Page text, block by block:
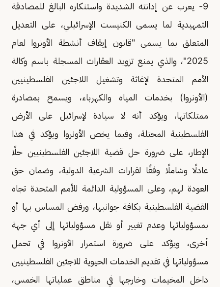
9- يعرب عن إدانته الشديدة واستنكاره البالغ للمصادقة
التمهيدية لما يسمى الكنيست الإسرائيلي، على التعديل
المتعلق بما يسمى "قانون إيقاف أنشطة الأونروا لعام
2025"، والذي يمنع تزويد العقارات المسجلة باسم وكالة
الأمم المتحدة لإغاثة وتشغيل اللاجئين الفلسطينيين
(الأونروا) بخدمات المياه والكهرباء، ويسمح بمصادرة
ممتلكاتها، ويؤكد أنه لا سيادة لإسرائيل على الأرض
الفلسطينية المحتلة، وفيما يخص الأونروا ويؤكد في هذا
الإطار، على ضرورة حل قضية اللاجئين الفلسطينيين حلًا
عادلًا وشاملًا وفقًا لقرارات الشرعية الدولية، وضمان حق
العودة لهم، وعلى المسؤولية الدائمة للأمم المتحدة تجاه
القضية الفلسطينية بكافة جوانبها، ورفض المساس بها أو
بمسؤولياتها وعدم تغيير أو نقل مسؤولياتها إلى أي جهة
أخرى، ويؤكد على ضرورة استمرار الأونروا في تحمل
مسؤولياتها في تقديم الخدمات الحيوية للاجئين الفلسطينيين
داخل المخيمات وخارجها في مناطق عملياتها الخمس،